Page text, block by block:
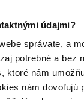
údajmi?
správate, a
potrebné a bez
ktoré nám
nám dovoľujú